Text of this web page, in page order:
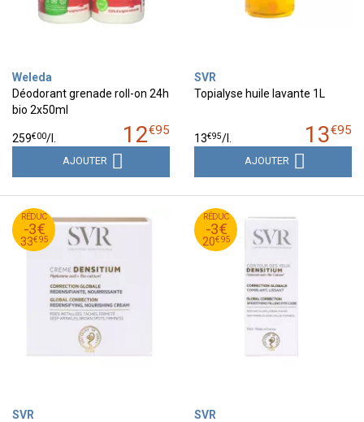
Weleda
Déodorant grenade roll-on 24h
bio 2x50ml
12€95
259€00/l.
AJOUTER
SVR
Topialyse huile lavante 1L
13€95
13€95/l.
AJOUTER
RÉDUC
-3€
33€95
36
€
95
33
€
95
SVR
RÉDUC
-3€
20€95
23
€
95
20
€
95
SVR